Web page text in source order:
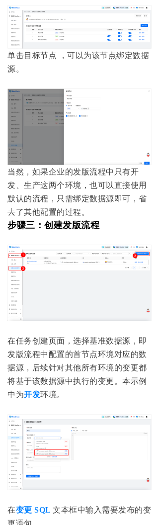
单击目标节点 ，可以为该节点绑定数据
源。
当然，如果企业的发版流程中只有开
发、生产这两个环境，也可以直接使用
默认的流程，只需绑定数据源即可，省
去了其他配置的过程。
步骤三：创建发版流程
在任务创建页面，选择基准数据源，即
发版流程中配置的首节点环境对应的数
据源，后续针对其他所有环境的变更都
将基于该数据源中执行的变更。本示例
中为开发环境。
在变更 SQL 文本框中输入需要发布的变
更语句。